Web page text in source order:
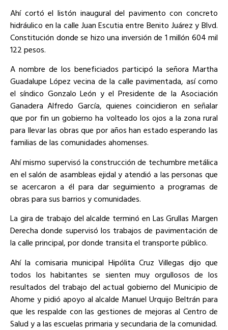
Ahí cortó el listón inaugural del pavimento con concreto
hidráulico en la calle Juan Escutia entre Benito Juárez y Blvd.
Constitución donde se hizo una inversión de 1 millón 604 mil
122 pesos.
A nombre de los beneficiados participó la señora Martha
Guadalupe López vecina de la calle pavimentada, así como
el síndico Gonzalo León y el Presidente de la Asociación
Ganadera Alfredo García, quienes coincidieron en señalar
que por fin un gobierno ha volteado los ojos a la zona rural
para llevar las obras que por años han estado esperando las
familias de las comunidades ahomenses.
Ahí mismo supervisó la construcción de techumbre metálica
en el salón de asambleas ejidal y atendió a las personas que
se acercaron a él para dar seguimiento a programas de
obras para sus barrios y comunidades.
La gira de trabajo del alcalde terminó en Las Grullas Margen
Derecha donde supervisó los trabajos de pavimentación de
la calle principal, por donde transita el transporte público.
Ahí la comisaria municipal Hipólita Cruz Villegas dijo que
todos los habitantes se sienten muy orgullosos de los
resultados del trabajo del actual gobierno del Municipio de
Ahome y pidió apoyo al alcalde Manuel Urquijo Beltrán para
que les respalde con las gestiones de mejoras al Centro de
Salud y a las escuelas primaria y secundaria de la comunidad.